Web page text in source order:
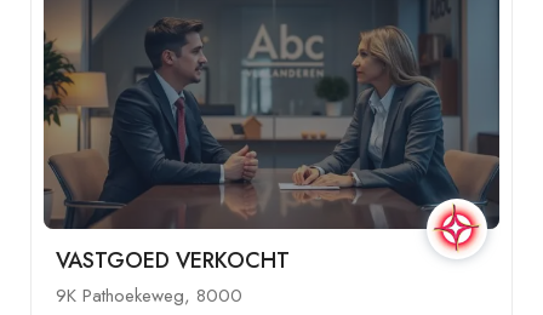
VASTGOED VERKOCHT
9K Pathoekeweg, 8000